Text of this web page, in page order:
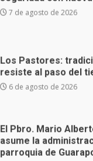
6 de agosto de 2026
parroquia de
5 de agosto de 2026